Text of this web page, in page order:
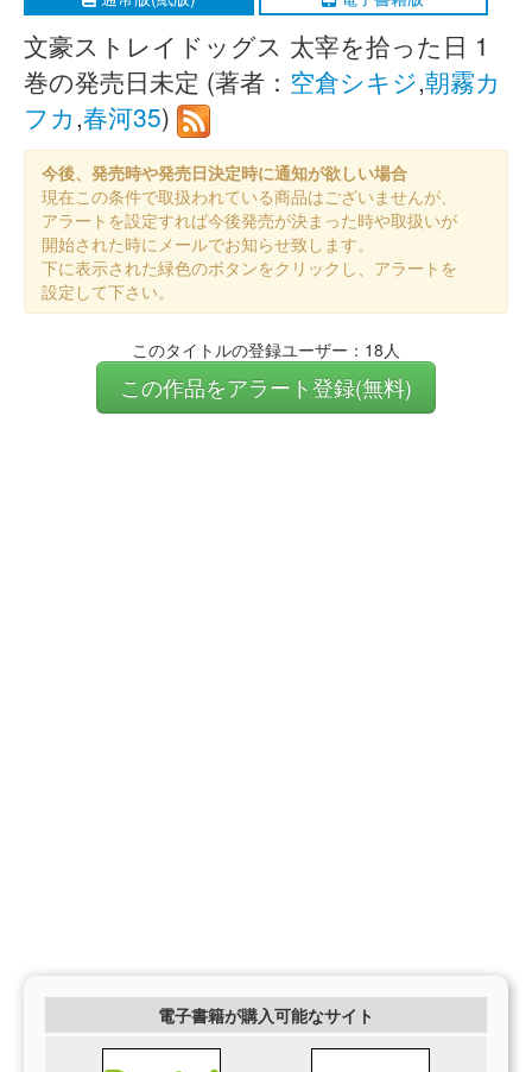
文豪ストレイドッグス 太宰を拾った日 1
巻の発売日未定 (著者： 空倉シキジ,朝霧カ
フカ,春河35)
今後、発売時や発売日決定時に通知が欲しい場合
現在この条件で取扱われている商品はございませんが、
アラートを設定すれば今後発売が決まった時や取扱いが
開始された時にメールでお知らせ致します。
下に表示された緑色のボタンをクリックし、アラートを
設定して下さい。
このタイトルの登録ユーザー：18人
この作品をアラート登録(無料)
電子書籍が購入可能なサイト